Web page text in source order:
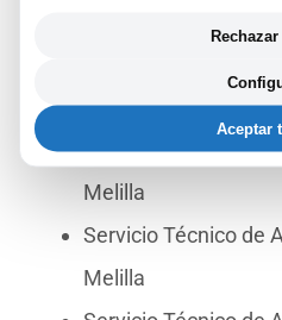
Melilla
Servicio Técnico de
Melilla
Servicio Técnico de
Melilla
Aceptar